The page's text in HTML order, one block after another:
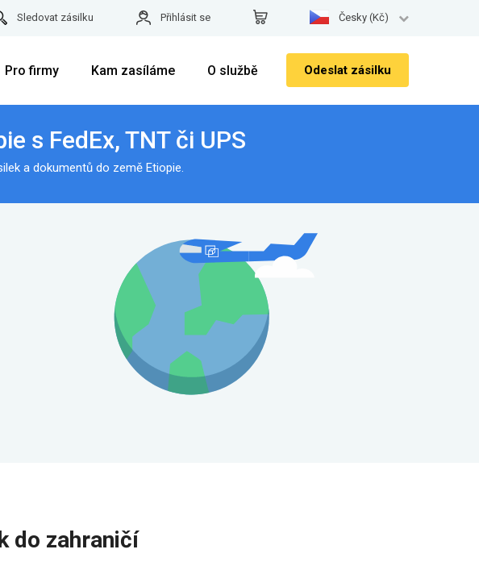
Česky (Kč)
Přihlásit se
Sledovat zásilku
Odeslat zásilku
Pro firmy Kam zasíláme O službě
s FedEx, TNT či UPS
a dokumentů do země Etiopie.
do zahraničí